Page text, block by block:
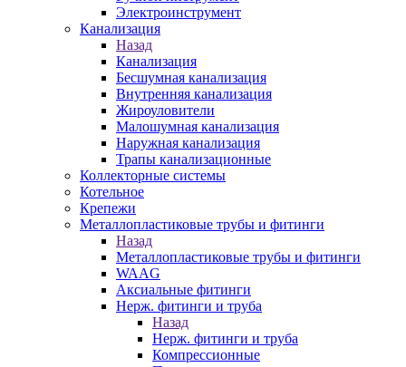
Электроинструмент
Канализация
Назад
Канализация
Бесшумная канализация
Внутренняя канализация
Жироуловители
Малошумная канализация
Наружная канализация
Трапы канализационные
Коллекторные системы
Котельное
Крепежи
Металлопластиковые трубы и фитинги
Назад
Металлопластиковые трубы и фитинги
WAAG
Аксиальные фитинги
Нерж. фитинги и труба
Назад
Нерж. фитинги и труба
Компрессионные